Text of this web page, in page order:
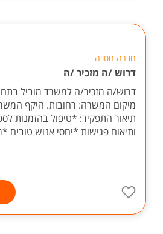
חברה חסויה
דרוש /ה מזכיר /ה
דרוש/ה מזכיר/ה למשרד מוביל
מיקום המשרה: רחובות. היקף
תיאור התפקיד: *טיפול בהזמנות
ותיאום פגישות *יחסי אנוש טובים